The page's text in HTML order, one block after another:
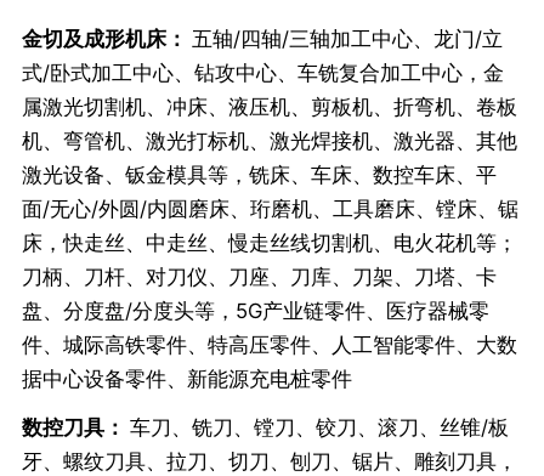
金切及成形机床： 五轴/四轴/三轴加工中心、龙门/立
式/卧式加工中心、钻攻中心、车铣复合加工中心，金
属激光切割机、冲床、液压机、剪板机、折弯机、卷板
机、弯管机、激光打标机、激光焊接机、激光器、其他
激光设备、钣金模具等，铣床、车床、数控车床、平
面/无心/外圆/内圆磨床、珩磨机、工具磨床、镗床、锯
床，快走丝、中走丝、慢走丝线切割机、电火花机等；
刀柄、刀杆、对刀仪、刀座、刀库、刀架、刀塔、卡
盘、分度盘/分度头等，5G产业链零件、医疗器械零
件、城际高铁零件、特高压零件、人工智能零件、大数
据中心设备零件、新能源充电桩零件
数控刀具： 车刀、铣刀、镗刀、铰刀、滚刀、丝锥/板
牙、螺纹刀具、拉刀、切刀、刨刀、锯片、雕刻刀具，